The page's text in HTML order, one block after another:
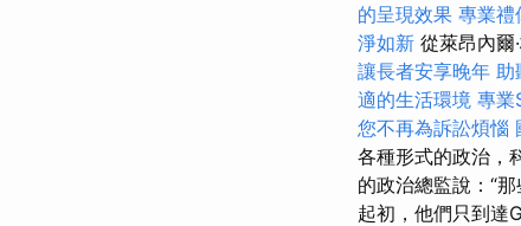
的呈現效果 專業禮
淨如新 從萊昂內爾
讓長者安享晚年 助
適的生活環境 專業
您不再為訴訟煩惱
各種形式的政治，
的政治總監說：“
起初，他們只到達